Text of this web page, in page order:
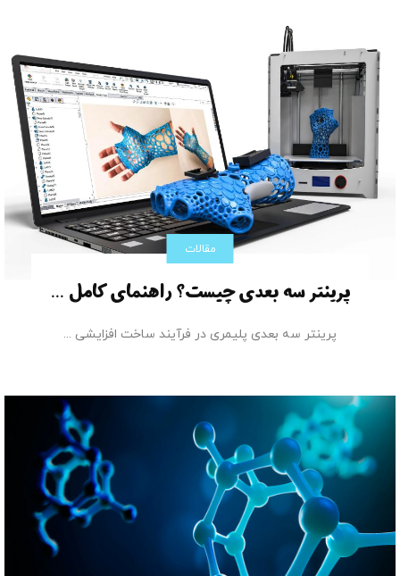
پرینتر سه بعدی چیست؟ راهنمای کامل ...
مقالات
پرینتر سه بعدی پلیمری در فرآیند ساخت افزایشی ...